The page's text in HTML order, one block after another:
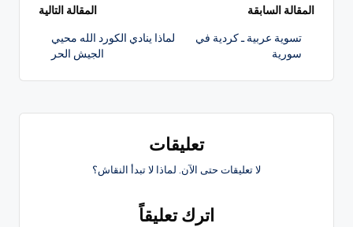
تصفّح
المقالات
المقالة السابقة
تسوية عربية ـ كردية في
سورية
المقالة التالية
لماذا ينادي الكورد الله محيي
الجيش الحر
تعليقات
لا تعليقات حتى الآن. لماذا لا تبدأ النقاش؟
اترك تعليقاً